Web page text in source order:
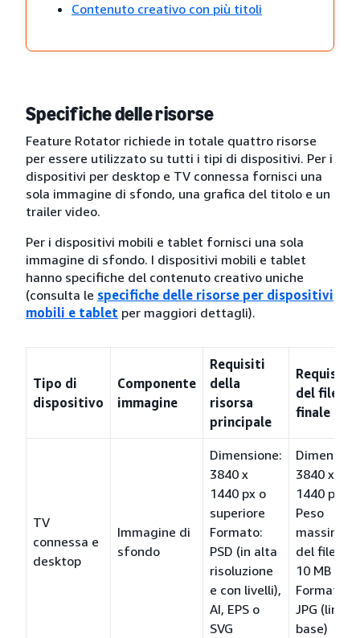
Contenuto creativo con più titoli
Specifiche delle risorse
Feature Rotator richiede in totale quattro risorse
per essere utilizzato su tutti i tipi di dispositivi. Per i
dispositivi per desktop e TV connessa fornisci una
sola immagine di sfondo, una grafica del titolo e un
trailer video.
Per i dispositivi mobili e tablet fornisci una sola
immagine di sfondo. I dispositivi mobili e tablet
hanno specifiche del contenuto creativo uniche
(consulta le specifiche delle risorse per dispositivi
mobili e tablet per maggiori dettagli).
Tipo di
dispositivo
Componente
immagine
Requisiti
della
risorsa
principale
Requisiti
del file
finale
TV
connessa e
desktop
Immagine di
sfondo
Dimensione:
3840 x
1440 px o
superiore
Formato:
PSD (in alta
risoluzione
e con livelli),
AI, EPS o
SVG
3840 x
1440 px
Peso
massimo
del file:
10 MB
Formato:
JPG (linea
base)